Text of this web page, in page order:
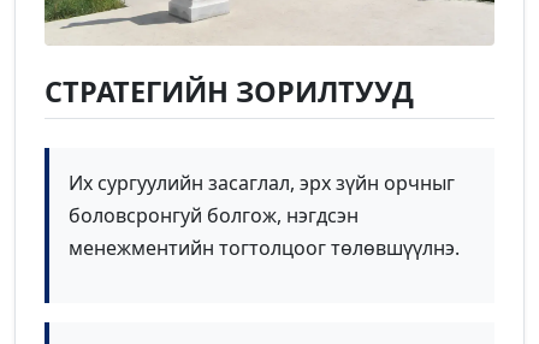
СТРАТЕГИЙН ЗОРИЛТУУД
Их сургуулийн засаглал, эрх зүйн орчныг
боловсронгуй болгож, нэгдсэн
менежментийн тогтолцоог төлөвшүүлнэ.